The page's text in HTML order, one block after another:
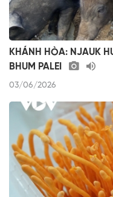
KHÁNH HÒA: NJAUK
BHUM PALEI
03/06/2026